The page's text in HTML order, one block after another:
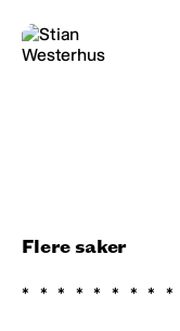
Flere saker